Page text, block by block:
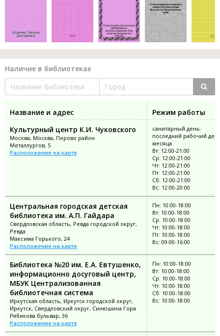
Наличие в библиотеках
Название и адрес
Режим работы
Культурный центр К.И. Чуковского
Москва, Москва, Перово район
Металлургов, 5
Расположение на карте
санитарный день:
последний рабочий
месяца
Вт: 12:00-21:00
Ср: 12:00-21:00
Чт: 12:00-21:00
Пт: 12:00-21:00
Сб: 12:00-21:00
Вс: 12:00-20:00
Центральная городская детская
библиотека им. А.П. Гайдара
Свердловская область, Ревда городской округ,
Ревда
Максима Горького, 24
Расположение на карте
Пн: 10:00-18:00
Вт: 10:00-18:00
Ср: 10:00-18:00
Чт: 10:00-18:00
Пт: 10:00-18:00
Вс: 09:00-16:00
Библиотека №20 им. Е.А. Евтушенко,
информационно досуговый центр,
МБУК Централизованная
библиотечная система
Иркутская область, Иркутск городской округ,
Иркутск, Свердловский округ, Синюшина Гора
Рябикова бульвар, 36
Расположение на карте
Пн: 10:00-18:00
Вт: 10:00-18:00
Ср: 10:00-18:00
Чт: 10:00-18:00
Сб: 10:00-18:00
Вс: 10:00-18:00